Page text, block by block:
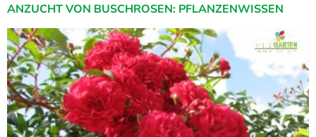
ANZUCHT VON BUSCHROSEN: PFLANZENWISSEN